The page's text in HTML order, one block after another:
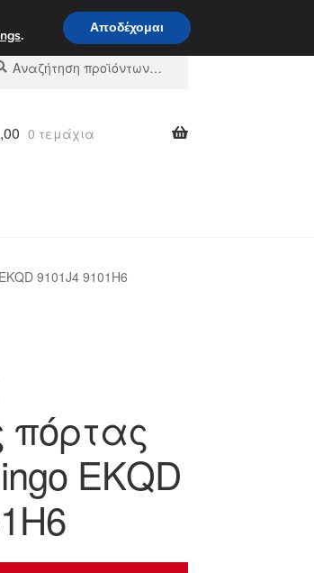
800 848 1565
0 τεμάχια
9101J4 9101H6
πόρτας
EKQD
. Αποδέχομαι